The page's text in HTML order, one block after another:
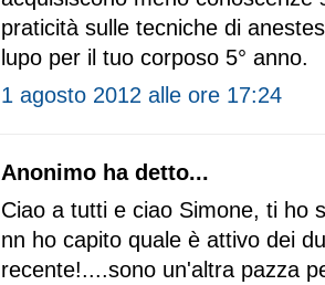
praticità sulle tecniche di
lupo per il tuo corposo 5° anno.
1 agosto 2012 alle ore 17:24
Anonimo ha detto...
Ciao a tutti e ciao Simone, ti ho
nn ho capito quale è attivo dei
recente!....sono un'altra pazza